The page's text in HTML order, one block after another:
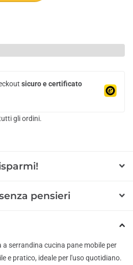
sicuro e certificato
gli ordini.
pensieri
serrandina cucina pane mobile per
e pratico, ideale per l'uso quotidiano.